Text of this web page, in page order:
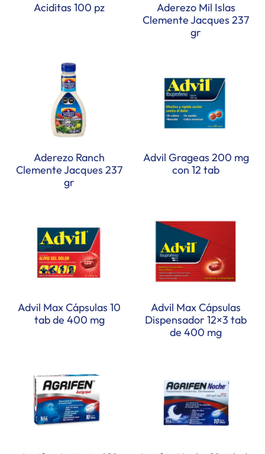
Aciditas 100 pz
Aderezo Mil Islas
Clemente Jacques 237
gr
Aderezo Ranch
Clemente Jacques 237
gr
Advil Grageas 200 mg
con 12 tab
Advil Max Cápsulas 10
tab de 400 mg
Advil Max Cápsulas
Dispensador 12×3 tab
de 400 mg